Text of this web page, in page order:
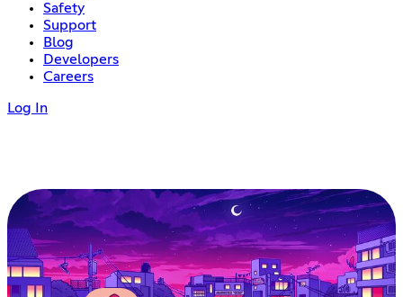
Safety
Support
Blog
Developers
Careers
Log In